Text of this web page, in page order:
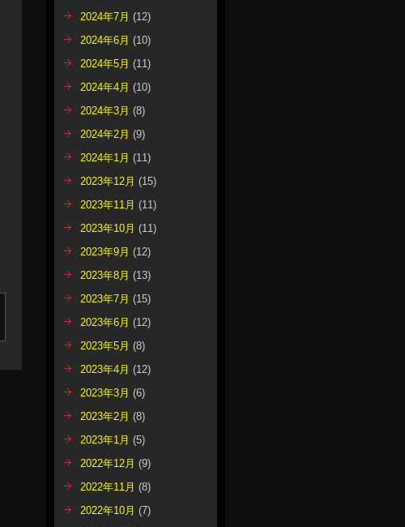
2024年7月 (12)
2024年6月 (10)
2024年5月 (11)
2024年4月 (10)
2024年3月 (8)
2024年2月 (9)
2024年1月 (11)
2023年12月 (15)
2023年11月 (11)
2023年10月 (11)
2023年9月 (12)
2023年8月 (13)
2023年7月 (15)
2023年6月 (12)
2023年5月 (8)
2023年4月 (12)
2023年3月 (6)
2023年2月 (8)
2023年1月 (5)
2022年12月 (9)
2022年11月 (8)
2022年10月 (7)